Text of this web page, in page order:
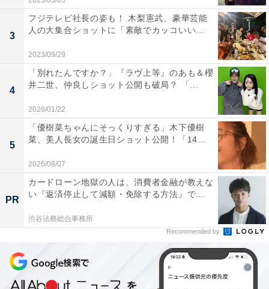
3
フジテレビ社長の姿も！ 木梨憲武、豪華芸能
人の大集合ショットに「素敵でカッコいい...
2023/09/29
4
「別れたんですか？」『ラヴ上等』のあも＆櫻
井二世、仲良しショット公開も破局？ 「...
2026/01/22
5
「優樹菜ちゃんにそっくりすぎる」木下優樹
菜、美人長女の誕生日ショット公開！「14...
2026/08/07
PR
カードローン地獄の人は、消費者金融が教えな
い『返済停止して減額・免除する方法』で...
渋谷法務総合事務所
Recommended by